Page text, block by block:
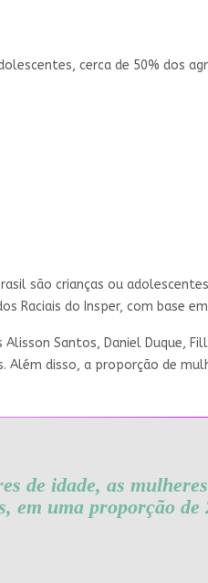
cerca de 50% dos
são crianças ou
Raciais do Insper, com base
Santos, Daniel Duque,
Além disso, a proporção de
de idade, as
em uma proporção